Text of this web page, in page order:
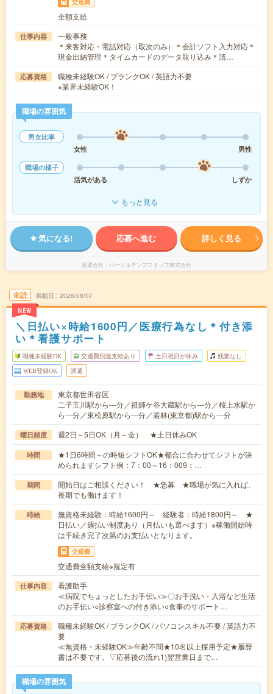
交通費
全額支給
仕事内容
一般事務
＊来客対応・電話対応（取次のみ）＊会計ソフト入力対応＊
現金出納管理＊タイムカードのデータ取り込み＊請…
応募資格
職種未経験OK / ブランクOK / 英語力不要
※業界未経験OK！
職場の雰囲気
男女比率
女性
男性
職場の様子
活気がある
しずか
もっと見る
気になる! 応募へ進む 詳しく見る
派遣会社 パーソルテンプスタッフ株式会社
未読
NEW
掲載日 2026/08/07
＼日払い×時給1600円／医療行為なし＊付き添
い＊看護サポート
職種未経験OK 交通費別途支給あり 土日祝日が休み 残業なし
WEB登録OK 派遣
勤務地
東京都世田谷区
二子玉川駅から---分／祖師ケ谷大蔵駅から---分／桜上水駅か
ら---分／東松原駅から---分／若林(東京都)駅から---分
曜日頻度 週2日～5日OK（月～金） ★土日休みOK
時間
★1日6時間～の時短シフトOK★都合に合わせてシフトが決
められますシフト例：7：00～16：009：…
期間
開始日はご相談ください！ ★急募 ★職場が気に入れば、
長期でも働けます！
時給
無資格未経験：時給1600円～ 経験者：時給1800円～ ★
日払い／週払い制度あり（月払いも選べます）※稼働開始時
は手続き完了次第のお支払いとなります。
交通費
交通費全額支給※規定有
仕事内容
看護助手
≪病院でちょっとしたお手伝い≫〇お手洗い・入浴など生活
のお手伝い○診察室への付き添い○食事のサポート…
応募資格
職種未経験OK / ブランクOK / パソコンスキル不要 / 英語力不
要
≪無資格・未経験OK≫年齢不問★10名以上採用予定★履歴
書は不要です。▽応募後の流れ1)翌営業日まで…
職場の雰囲気